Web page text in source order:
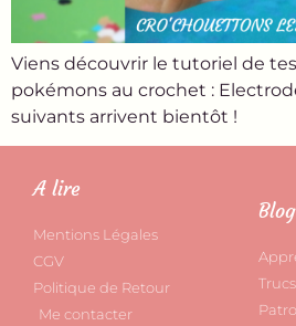
Viens découvrir le tutoriel de
pokémons au crochet :
suivants arrivent bientôt !
A lire
Mentions Légales
CGV
Politique de Retour
Me contacter
Blog